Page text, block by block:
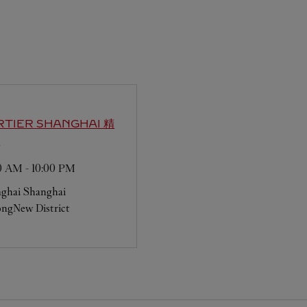
SHANGHAI 精
AM - 10:00 PM
Shanghai
District